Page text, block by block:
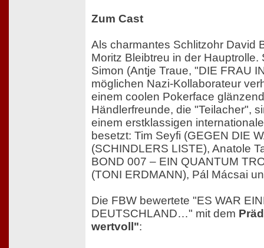
Zum Cast
Als charmantes Schlitzohr David
Moritz Bleibtreu in der Hauptrolle.
Simon (Antje Traue, "DIE FRAU
möglichen Nazi-Kollaborateur
einem coolen Pokerface
Händlerfreunde, die "Teilacher",
einem erstklassigen
besetzt: Tim Seyfi (GEGEN DIE
(SCHINDLERS LISTE), Anatole
BOND 007 – EIN QUANTUM
(TONI ERDMANN), Pál Mácsai
Die FBW bewertete "ES WAR
DEUTSCHLAND…" mit dem
wertvoll":